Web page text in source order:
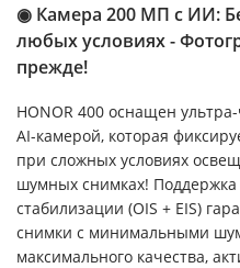
◉ Камера 200 МП с ИИ:
любых условиях -
прежде!
HONOR 400 оснащен
AI-камерой, которая
при сложных условиях
шумных снимках! Поддержка
стабилизации (OIS + EIS)
снимки с минимальными
максимального качества,